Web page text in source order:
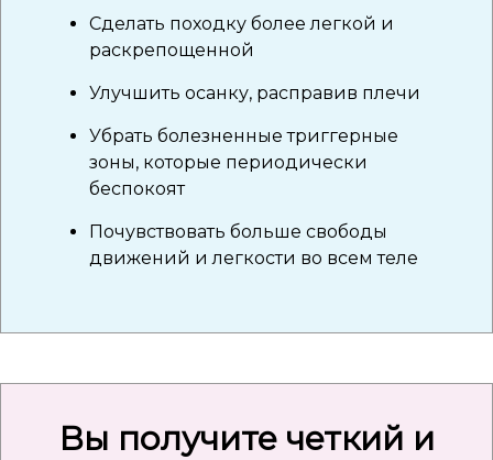
Сделать походку более легкой и
раскрепощенной
Улучшить осанку, расправив плечи
Убрать болезненные триггерные
зоны, которые периодически
беспокоят
Почувствовать больше свободы
движений и легкости во всем теле
Вы получите четкий и